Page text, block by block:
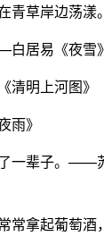
青草岸边荡
居易《夜雪》
明上河图》
雨》
一辈子。——
常拿起葡萄